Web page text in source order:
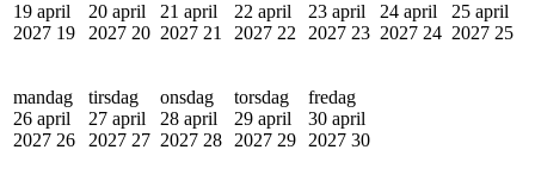
19 april
2027 19
20 april
2027 20
21 april
2027 21
22 april
2027 22
23 april
2027 23
24 april
2027 24
25 april
2027 25
mandag
26 april
2027 26
tirsdag
27 april
2027 27
onsdag
28 april
2027 28
torsdag
29 april
2027 29
fredag
30 april
2027 30